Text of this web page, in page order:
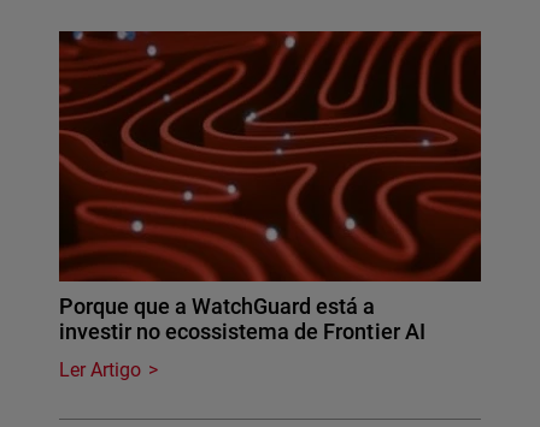
Porque que a WatchGuard está a
investir no ecossistema de Frontier AI
Ler Artigo